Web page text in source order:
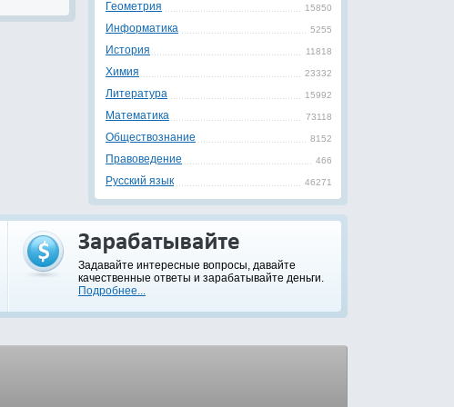
15850
Геометрия
5255
Информатика
11818
История
23332
Химия
15992
Литература
73118
Математика
8152
Обществознание
466
Правоведение
46271
Русский язык
Задавайте интересные вопросы, давайте
качественные ответы и зарабатывайте деньги.
Подробнее...